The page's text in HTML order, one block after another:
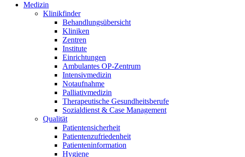
Medizin
Klinikfinder
Behandlungsübersicht
Kliniken
Zentren
Institute
Einrichtungen
Ambulantes OP-Zentrum
Intensivmedizin
Notaufnahme
Palliativmedizin
Therapeutische Gesundheitsberufe
Sozialdienst & Case Management
Qualität
Patientensicherheit
Patientenzufriedenheit
Patienteninformation
Hygiene